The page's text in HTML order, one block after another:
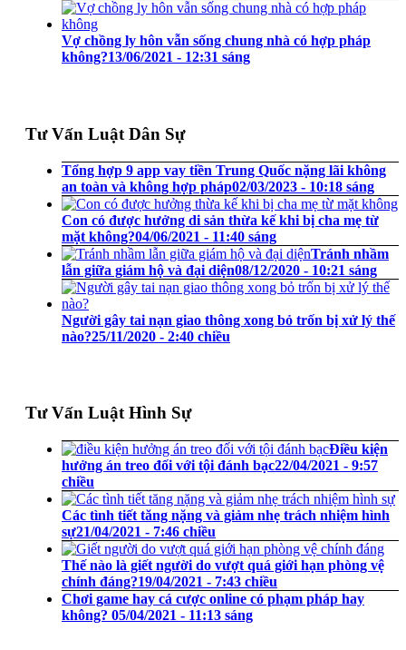
Vợ chồng ly hôn vẫn sống chung nhà có hợp pháp
không?13/06/2021 - 12:31 sáng
Tư Vấn Luật Dân Sự
Tổng hợp 9 app vay tiền Trung Quốc nặng lãi không
an toàn và không hợp pháp02/03/2023 - 10:18 sáng
Con có được hưởng di sản thừa kế khi bị cha mẹ từ
mặt không?04/06/2021 - 11:40 sáng
Tránh nhầm
lẫn giữa giám hộ và đại diện08/12/2020 - 10:21 sáng
Người gây tai nạn giao thông xong bỏ trốn bị xử lý thế
nào?25/11/2020 - 2:40 chiều
Tư Vấn Luật Hình Sự
Điều kiện
hưởng án treo đối với tội đánh bạc22/04/2021 - 9:57
chiều
Các tình tiết tăng nặng và giảm nhẹ trách nhiệm hình
sự21/04/2021 - 7:46 chiều
Thế nào là giết người do vượt quá giới hạn phòng vệ
chính đáng?19/04/2021 - 7:43 chiều
Chơi game hay cá cược online có phạm pháp hay
không? 05/04/2021 - 11:13 sáng